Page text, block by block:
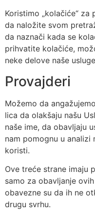
Koristimo „kolačiće“
da naložite svom
da naznači kada se
prihvatite kolačiće,
neke delove naše
Provajderi
Možemo da
lica da olakšaju našu
naše ime, da obavljaju
nam pomognu u analizi
koristi.
Ove treće strane imaju
samo za obavljanje
obavezne su da ih ne
drugu svrhu.